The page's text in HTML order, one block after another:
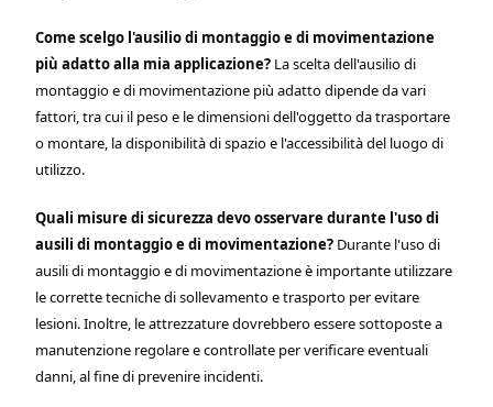
Come scelgo l'ausilio di montaggio e di movimentazione
più adatto alla mia applicazione? La scelta dell'ausilio di
montaggio e di movimentazione più adatto dipende da vari
fattori, tra cui il peso e le dimensioni dell'oggetto da trasportare
o montare, la disponibilità di spazio e l'accessibilità del luogo di
utilizzo.
Quali misure di sicurezza devo osservare durante l'uso di
ausili di montaggio e di movimentazione? Durante l'uso di
ausili di montaggio e di movimentazione è importante utilizzare
le corrette tecniche di sollevamento e trasporto per evitare
lesioni. Inoltre, le attrezzature dovrebbero essere sottoposte a
manutenzione regolare e controllate per verificare eventuali
danni, al fine di prevenire incidenti.